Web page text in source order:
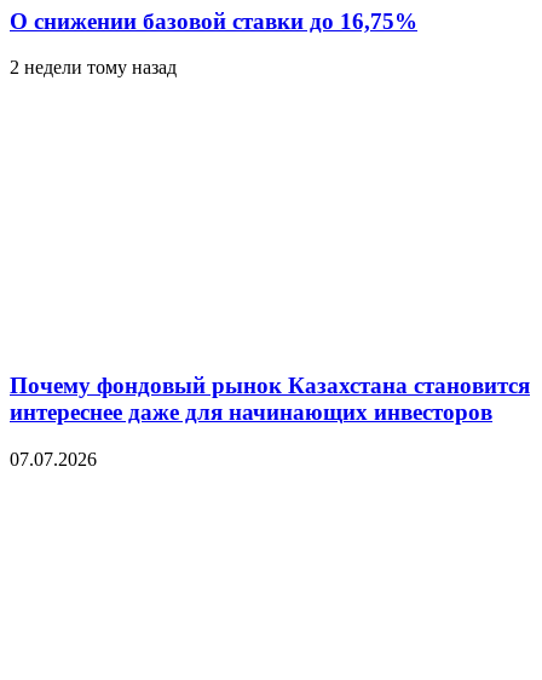
О снижении базовой ставки до 16,75%
2 недели тому назад
Почему фондовый рынок Казахстана становится
интереснее даже для начинающих инвесторов
07.07.2026